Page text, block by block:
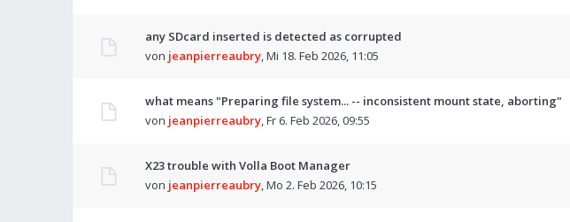
any SDcard inserted is detected as corrupted
von jeanpierreaubry,Mi 18. Feb 2026, 11:05
what means "Preparing file system... -- inconsistent mount state, aborting"
von jeanpierreaubry,Fr 6. Feb 2026, 09:55
X23 trouble with Volla Boot Manager
von jeanpierreaubry,Mo 2. Feb 2026, 10:15